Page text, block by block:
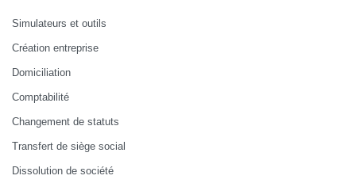
Simulateurs et outils
Création entreprise
Domiciliation
Comptabilité
Changement de statuts
Transfert de siège social
Dissolution de société